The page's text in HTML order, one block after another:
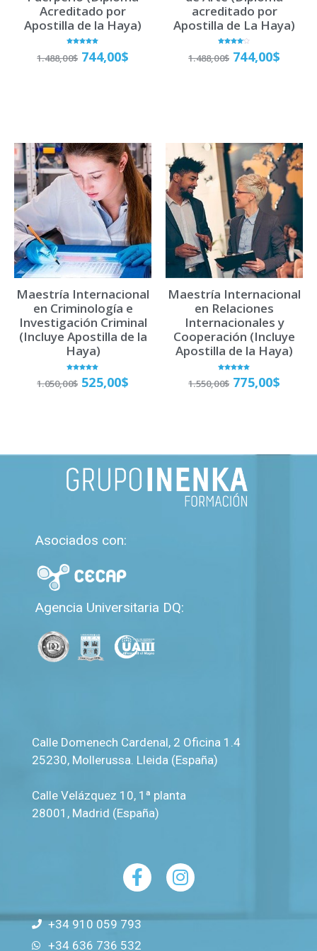
Acreditado por
Apostilla de la Haya)
con
5.00
1.488,00$ 744,00$
acreditado por
Apostilla de La Haya)
con
4.00
1.488,00$ 744,00$
Maestría Internacional
en Criminología e
Investigación Criminal
(Incluye Apostilla de la
Haya)
con
5.00
1.050,00$ 525,00$
Maestría Internacional
en Relaciones
Internacionales y
Cooperación (Incluye
Apostilla de la Haya)
con
5.00
1.550,00$ 775,00$
Asociados con:
Agencia Universitaria DQ:
Calle Domenech Cardenal, 2 Oficina 1.4
25230, Mollerussa. Lleida (España)
Calle Velázquez 10, 1ª planta
28001 , Madrid (España)
+34 910 059 793
+34 636 736 532